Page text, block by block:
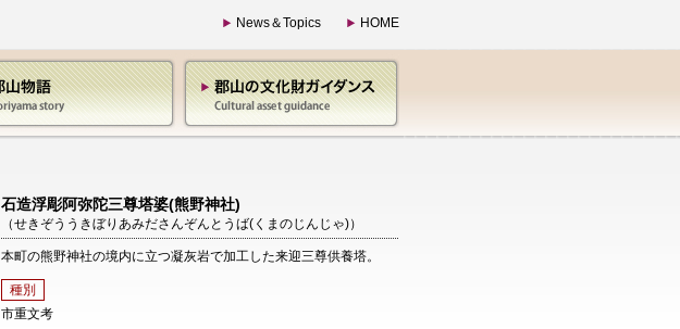
HOME
News＆Topics
石造浮彫阿弥陀三尊塔婆(熊野神社)
（せきぞううきぼりあみださんぞんとうば(くまのじんじゃ)）
本町の熊野神社の境内に立つ凝灰岩で加工した来迎三尊供養塔。
種別
市重文考